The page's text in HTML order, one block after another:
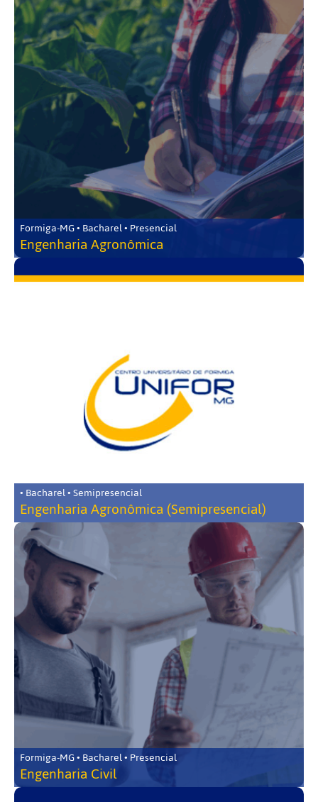
Formiga-MG • Bacharel • Presencial
Engenharia Agronômica
• Bacharel • Semipresencial
Engenharia Agronômica (Semipresencial)
Formiga-MG • Bacharel • Presencial
Engenharia Civil